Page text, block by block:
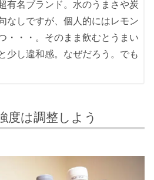
有名ブランド。水のうまさや炭
なしですが、個人的にはレモン
・・・。そのまま飲むとうまい
少し違和感。なぜだろう。でも
度は調整しよう